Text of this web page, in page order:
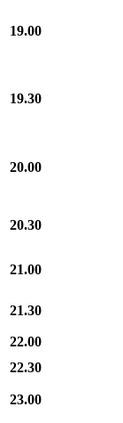
19.00
19.30
20.00
20.30
21.00
21.30
22.00
22.30
23.00